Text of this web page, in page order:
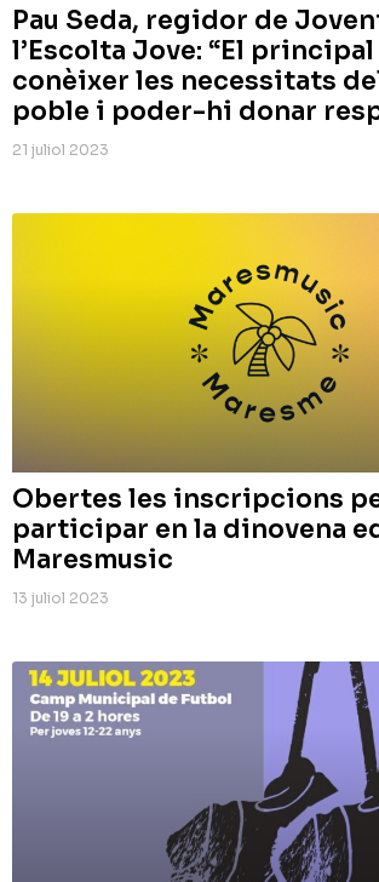
Pau Seda, regidor de
l’Escolta Jove: “El
conèixer les necessitats
poble i poder-hi donar
21 juliol 2023
Obertes les inscripcions
participar en la dinovena
Maresmusic
13 juliol 2023